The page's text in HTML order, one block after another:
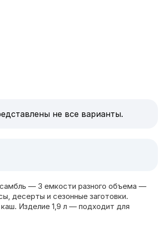
не все варианты.
— 3 емкости разного объема —
десерты и сезонные заготовки.
Изделие 1,9 л — подходит для